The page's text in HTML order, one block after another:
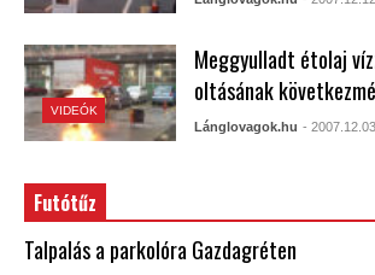
VIDEÓK
Meggyulladt étolaj
oltásának
Lánglovagok.hu - 2007.12.03.
Futótűz
Talpalás a parkolóra Gazdagréten